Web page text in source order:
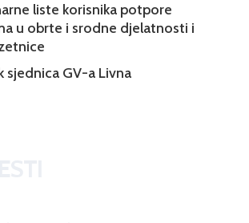
liste korisnika potpore
u obrte i srodne djelatnosti i
sjednica GV-a Livna